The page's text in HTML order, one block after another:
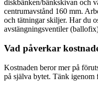
diskbänken/bänkskivan och
centrumavstånd 160 mm.
och tätningar skiljer. Har du
avstängningsventiler
Vad påverkar
Kostnaden beror mer på
på själva bytet. Tänk igenom